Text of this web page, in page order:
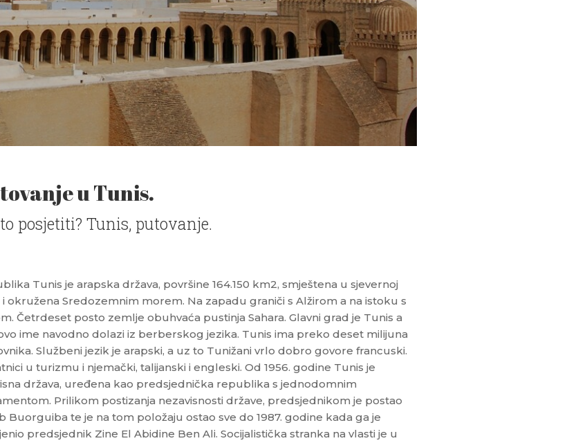
u Tunis.
posjetiti? Tunis, putovanje.
Tunis je arapska država, površine 164.150 km2, smještena u sjevernoj
i okružena Sredozemnim morem. Na zapadu graniči s Alžirom a na istoku s
Četrdeset posto zemlje obuhvaća pustinja Sahara. Glavni grad je Tunis a
ime navodno dolazi iz berberskog jezika. Tunis ima preko deset milijuna
Službeni jezik je arapski, a uz to Tunižani vrlo dobro govore francuski.
u turizmu i njemački, talijanski i engleski. Od 1956. godine Tunis je
država, uređena kao predsjednička republika s jednodomnim
Prilikom postizanja nezavisnosti države, predsjednikom je postao
Buorguiba te je na tom položaju ostao sve do 1987. godine kada ga je
predsjednik Zine El Abidine Ben Ali. Socijalistička stranka na vlasti je u